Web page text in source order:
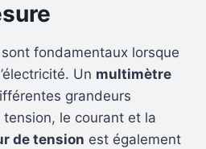
fondamentaux lorsque
Un multimètre
grandeurs
le courant et la
de tension est également